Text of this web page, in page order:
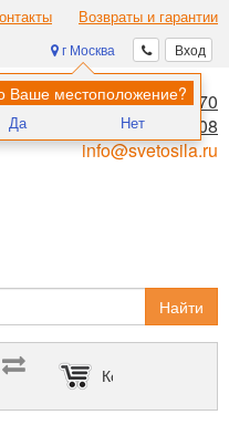
Возвраты и гарантии
Вход
г Москва
Ваше местоположение?
Да Нет
8 (495) 970-00-70
8 (800) 700-11-08
info@svetosila.ru
Найти
Корзина пуста